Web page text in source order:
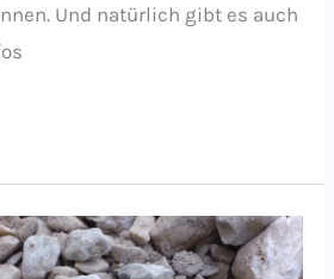
Und natürlich gibt es auch